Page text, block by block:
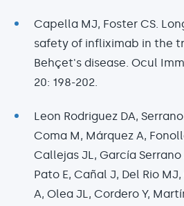
Capella MJ, Foster CS.
safety of infliximab in the
Behçet's disease. Ocul
20: 198-202.
Leon Rodriguez DA,
Coma M, Márquez A,
Callejas JL, García Serrano
Pato E, Cañal J, Del Rio
A, Olea JL, Cordero Y,